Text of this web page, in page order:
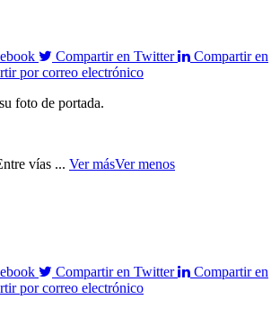
Compartir en Twitter
Compartir en
por correo electrónico
foto de portada.
vías ... Ver másVer menos
Compartir en Twitter
Compartir en
por correo electrónico